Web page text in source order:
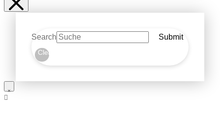
Search Submit
Clear